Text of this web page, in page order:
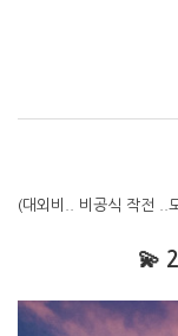
(대외비.. 비공식 작전 ..
💫